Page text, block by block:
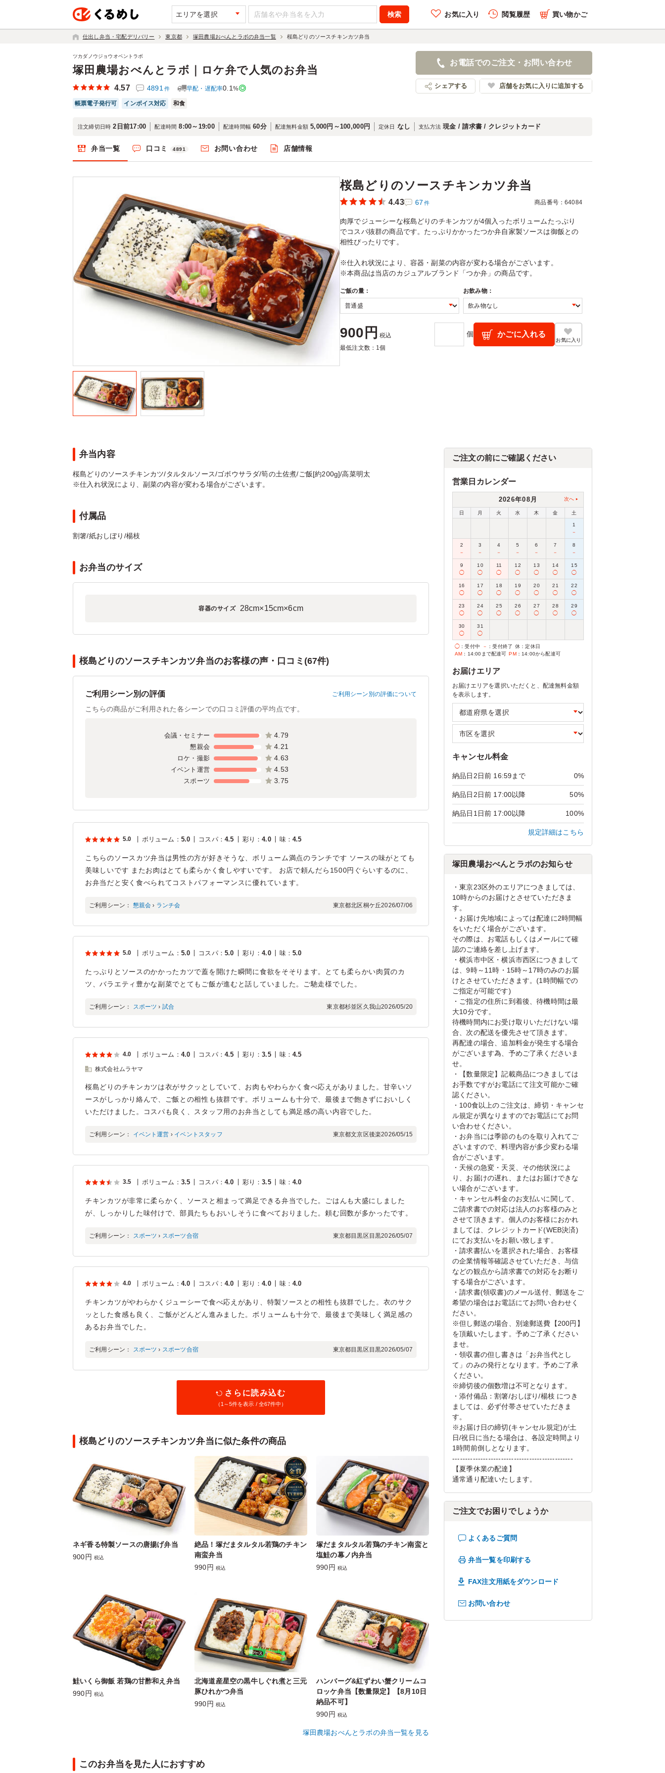
エリアを選択 お気に入り 閲覧履歴
履歴を全件削除する
店舗名：塚田農場おべんとラボ
買い物かご
仕出し弁当・宅配デリバリー 東京都 塚田農場おべんとラボの弁当一覧 桜島どりのソースチキンカツ弁当
塚田農場おべんとラボ｜ロケ弁で人気のお弁当
ツカダノウジョウオベントラボ
4.57 4891 件 早配・遅配率0.1 %
帳票電子発行可 インボイス対応 和食
お電話でのご注文・お問い合わせ
シェアする 店舗をお気に入りに追加する
注文締切日時 2日前17:00 配達時間 8:00～19:00 配達時間幅 60分 配達無料金額 5,000円～100,000円 定休日 なし 支払方法 現金 / 請求書 / クレジットカード
弁当一覧 口コミ 4891 お問い合わせ 店舗情報
桜島どりのソースチキンカツ弁当
4.43 67 件 商品番号：64084
肉厚でジューシーな桜島どりのチキンカツが4個入ったボリュームたっぷり
でコスパ抜群の商品です。たっぷりかかったつか弁自家製ソースは御飯との
相性ぴったりです。
※仕入れ状況により、容器・副菜の内容が変わる場合がございます。
※本商品は当店のカジュアルブランド「つか弁」の商品です。
ご飯の量： お飲み物：
900円 税込
最低注文数：1個
個 かごに入れる
お気に入り
弁当内容
桜島どりのソースチキンカツ/タルタルソース/ゴボウサラダ/筍の土佐煮/ご飯[約200g]/高菜明太
※仕入れ状況により、副菜の内容が変わる場合がございます。
付属品
割箸/紙おしぼり/楊枝
お弁当のサイズ
容器のサイズ 28cm×15cm×6cm
桜島どりのソースチキンカツ弁当のお客様の声・口コミ(67件)
ご利用シーン別の評価 ご利用シーン別の評価について
こちらの商品がご利用された各シーンでの口コミ評価の平均点です。
会議・セミナー 4.79
懇親会 4.21
ロケ・撮影 4.63
イベント運営 4.53
スポーツ 3.75
5.0 ボリューム ： 5.0 コスパ： 4.5 彩り ：4.0 味：4.5
こちらのソースカツ弁当は男性の方が好きそうな、ボリューム満点のランチです ソースの味がとても
美味しいです またお肉はとても柔らかく食しやすいです。 お店で頼んだら1500円ぐらいするのに、
お弁当だと安く食べられてコストパフォーマンスに優れています。
ご利用シーン： 懇親会 › ランチ会 東京都北区桐ケ丘2026/07/06
5.0 ボリューム ： 5.0 コスパ： 5.0 彩り ：4.0 味：5.0
たっぷりとソースのかかったカツで蓋を開けた瞬間に食欲をそそります。とても柔らかい肉質のカ
ツ、バラエティ豊かな副菜でとてもご飯が進むと話していました。ご馳走様でした。
ご利用シーン： スポーツ › 試合 東京都杉並区久我山2026/05/20
4.0 ボリューム ： 4.0 コスパ： 4.5 彩り ：3.5 味：4.5
株式会社ムラヤマ
桜島どりのチキンカツは衣がサクッとしていて、お肉もやわらかく食べ応えがありました。甘辛いソ
ースがしっかり絡んで、ご飯との相性も抜群です。ボリュームも十分で、最後まで飽きずにおいしく
いただけました。コスパも良く、スタッフ用のお弁当としても満足感の高い内容でした。
ご利用シーン： イベント運営 › イベントスタッフ 東京都文京区後楽2026/05/15
3.5 ボリューム ： 3.5 コスパ： 4.0 彩り ：3.5 味：4.0
チキンカツが非常に柔らかく、ソースと相まって満足できる弁当でした。ごはんも大盛にしました
が、しっかりした味付けで、部員たちもおいしそうに食べておりました。頼む回数が多かったです。
ご利用シーン： スポーツ › スポーツ合宿 東京都目黒区目黒2026/05/07
4.0 ボリューム ： 4.0 コスパ： 4.0 彩り ：4.0 味：4.0
チキンカツがやわらかくジューシーで食べ応えがあり、特製ソースとの相性も抜群でした。衣のサク
ッとした食感も良く、ご飯がどんどん進みました。ボリュームも十分で、最後まで美味しく満足感の
あるお弁当でした。
ご利用シーン： スポーツ › スポーツ合宿 東京都目黒区目黒2026/05/07
さらに読み込む
（1～5件を表示 / 全67件中）
桜島どりのソースチキンカツ弁当に似た条件の商品
ネギ香る特製ソースの唐揚げ弁当
900円 税込
絶品！塚だまタルタル若鶏のチキン
南蛮弁当
990円 税込
塚だまタルタル若鶏のチキン南蛮と
塩鮭の幕ノ内弁当
990円 税込
鮭いくら御飯 若鶏の甘酢和え弁当
990円 税込
北海道産星空の黒牛しぐれ煮と三元
豚ひれかつ弁当
990円 税込
ハンバーグ&紅ずわい蟹クリームコ
ロッケ弁当【数量限定】【8月10日
納品不可】
990円 税込
塚田農場おべんとラボの弁当一覧を見る
このお弁当を見た人におすすめ
ご注文の前にご確認ください
営業日カレンダー
2026年08月 次へ
日 月 火 水 木 金 土
1
－
2
－
3
－
4
－
5
－
6
－
7
－
8
－
9
◯
10
◯
11
◯
12
◯
13
◯
14
◯
15
◯
16
◯
17
◯
18
◯
19
◯
20
◯
21
◯
22
◯
23
◯
24
◯
25
◯
26
◯
27
◯
28
◯
29
◯
30
◯
31
◯
◯ ：受付中 － ：受付終了 休 ：定休日
AM ：14:00まで配達可 PM：14:00から配達可
お届けエリア
お届けエリアを選択いただくと、配達無料金額
を表示します。
キャンセル料金
納品日2日前 16:59まで 0%
納品日2日前 17:00以降 50%
納品日1日前 17:00以降 100%
規定詳細はこちら
塚田農場おべんとラボのお知らせ
・東京23区外のエリアにつきましては、
10時からのお届けとさせていただきま
す。
・お届け先地域によっては配達に2時間幅
をいただく場合がございます。
その際は、お電話もしくはメールにて確
認のご連絡を差し上げます。
・横浜市中区・横浜市西区につきまして
は、9時～11時・15時～17時のみのお届
けとさせていただきます。(1時間幅での
ご指定が可能です)
・ご指定の住所に到着後、待機時間は最
大10分です。
待機時間内にお受け取りいただけない場
合、次の配送を優先させて頂きます。
再配達の場合、追加料金が発生する場合
がございます為、予めご了承くださいま
せ。
・【数量限定】記載商品につきましては
お手数ですがお電話にて注文可能かご確
認ください。
・100食以上のご注文は、締切・キャンセ
ル規定が異なりますのでお電話にてお問
い合わせください。
・お弁当には季節のものを取り入れてご
ざいますので、料理内容が多少変わる場
合がございます。
・天候の急変・天災、その他状況によ
り、お届けの遅れ、またはお届けできな
い場合がございます。
・キャンセル料金のお支払いに関して、
ご請求書での対応は法人のお客様のみと
させて頂きます。個人のお客様におかれ
ましては、クレジットカード(WEB決済)
にてお支払いをお願い致します。
・請求書払いを選択された場合、お客様
の企業情報等確認させていただき、与信
などの観点から請求書での対応をお断り
する場合がございます。
・請求書(領収書)のメール送付、郵送をご
希望の場合はお電話にてお問い合わせく
ださい。
※但し郵送の場合、別途郵送費【200円】
を頂戴いたします。予めご了承ください
ませ。
・領収書の但し書きは「お弁当代とし
て」のみの発行となります。予めご了承
ください。
※締切後の個数増は不可となります。
・添付備品：割箸/おしぼり/楊枝 につき
ましては、必ず付帯させていただきま
す。
※お届け日の締切(キャンセル規定)が土
日/祝日に当たる場合は、各設定時間より
1時間前倒しとなります。
-----------------------------------------------
【夏季休業の配達】
通常通り配達いたします。
ご注文でお困りでしょうか
よくあるご質問
弁当一覧を印刷する
FAX注文用紙をダウンロード
お問い合わせ